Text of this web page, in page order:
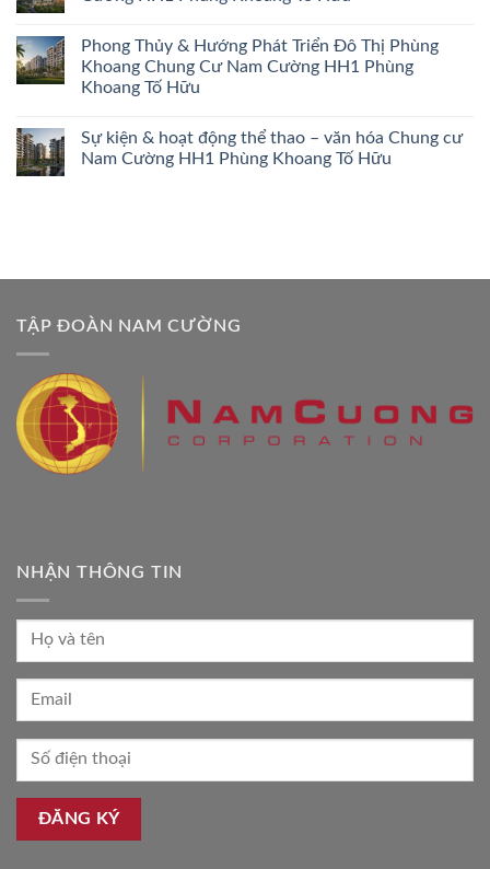
Phong Thủy & Hướng Phát Triển Đô Thị Phùng
Khoang Chung Cư Nam Cường HH1 Phùng
Khoang Tố Hữu
Sự kiện & hoạt động thể thao – văn hóa Chung cư
Nam Cường HH1 Phùng Khoang Tố Hữu
TẬP ĐOÀN NAM CƯỜNG
NHẬN THÔNG TIN